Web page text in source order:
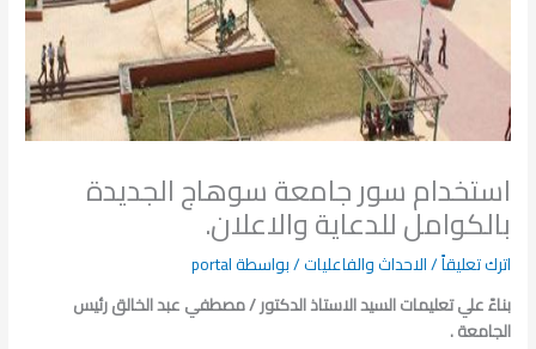
استخدام سور جامعة سوهاج الجديدة
بالكوامل للدعاية والاعلان.
اترك تعليقاً/الاحداث والفاعليات/ بواسطةportal
بناءً علي تعليمات السيد الاستاذ الدكتور / مصطفي عبد الخالق رئيس
الجامعة .